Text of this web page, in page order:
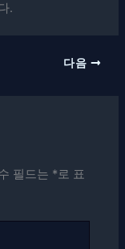
.
다음
필드는 *로 표